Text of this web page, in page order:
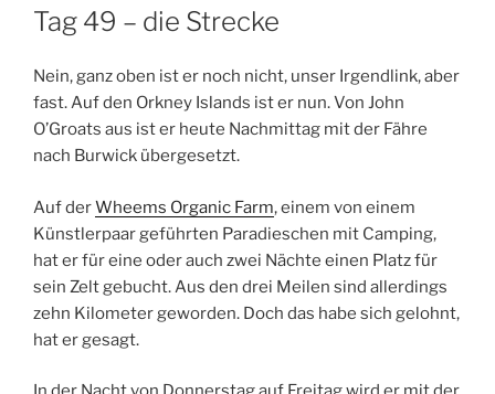
AM
Tag 49 – die Strecke
Nein, ganz oben ist er noch nicht, unser Irgendlink, aber
fast. Auf den Orkney Islands ist er nun. Von John
O’Groats aus ist er heute Nachmittag mit der Fähre
nach Burwick übergesetzt.
Auf derWheems Organic Farm, einem von einem
Künstlerpaar geführten Paradieschen mit Camping,
hat er für eine oder auch zwei Nächte einen Platz für
sein Zelt gebucht. Aus den drei Meilen sind allerdings
zehn Kilometer geworden. Doch das habe sich gelohnt,
hat er gesagt.